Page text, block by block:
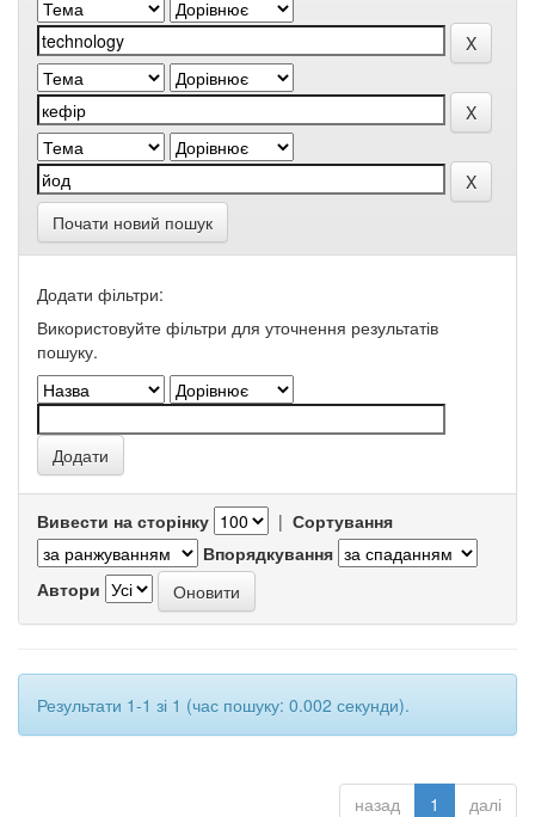
Почати новий пошук
Додати фільтри:
Використовуйте фільтри для уточнення результатів
пошуку.
Вивести на сторінку | Сортування
Впорядкування
Автори
Результати 1-1 зі 1 (час пошуку: 0.002 секунди).
назад 1 далі